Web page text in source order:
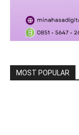
MOST POPULAR